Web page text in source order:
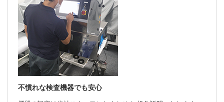
不慣れな検査機器でも安心